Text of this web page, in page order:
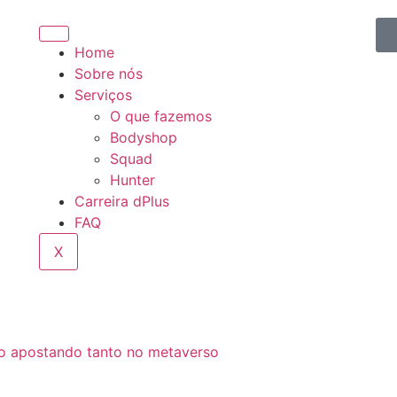
Home
Sobre nós
Serviços
O que fazemos
Bodyshop
Squad
Hunter
Carreira dPlus
FAQ
X